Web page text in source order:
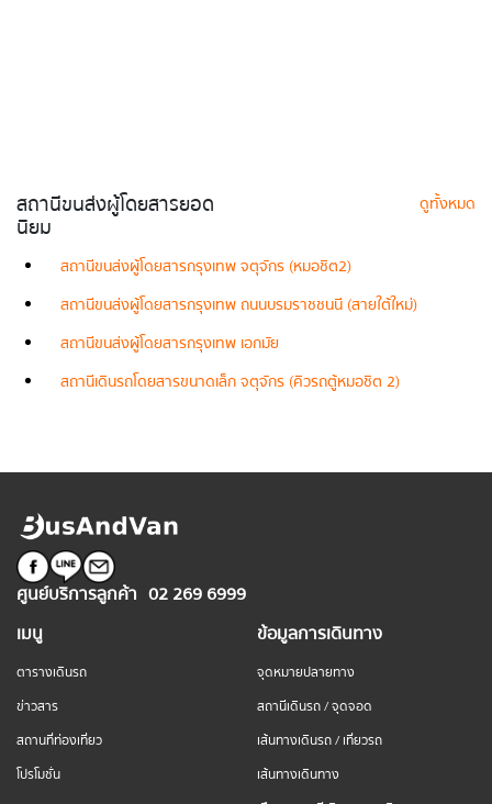
สถานีขนส่งผู้โดยสารยอด
นิยม
ดูทั้งหมด
สถานีขนส่งผู้โดยสารกรุงเทพ จตุจักร (หมอชิต2)
สถานีขนส่งผู้โดยสารกรุงเทพ ถนนบรมราชชนนี (สายใต้ใหม่)
สถานีขนส่งผู้โดยสารกรุงเทพ เอกมัย
สถานีเดินรถโดยสารขนาดเล็ก จตุจักร (คิวรถตู้หมอชิต 2)
ศูนย์บริการลูกค้า 02 269 6999
เมนู
ตารางเดินรถ
ข่าวสาร
สถานที่ท่องเที่ยว
โปรโมชั่น
ข้อมูลการเดินทาง
จุดหมายปลายทาง
สถานีเดินรถ / จุดจอด
เส้นทางเดินรถ / เที่ยวรถ
เส้นทางเดินทาง